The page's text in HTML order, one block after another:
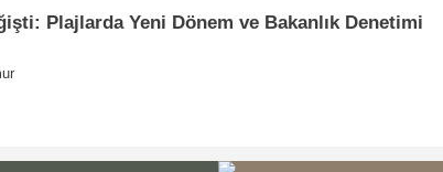
Plajlarda Yeni Dönem ve Bakanlık Denetimi